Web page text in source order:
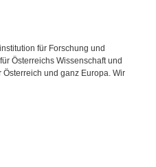
für Forschung und
Österreichs Wissenschaft und
und ganz Europa. Wir